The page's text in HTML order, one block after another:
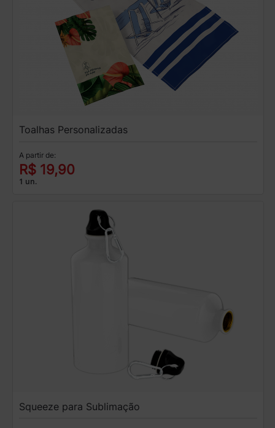
Toalhas Personalizadas
A partir de:
R$ 19,90
1 un.
Squeeze para Sublimação